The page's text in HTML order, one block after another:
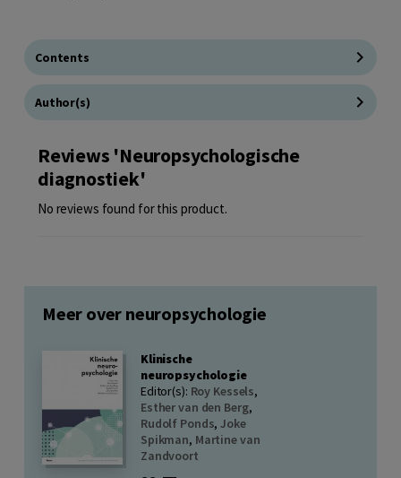
Contents
Author(s)
Reviews 'Neuropsychologische
diagnostiek'
No reviews found for this product.
Meer over neuropsychologie
Klinische
neuropsychologie
Editor(s): Roy Kessels,
Esther van den Berg,
Rudolf Ponds,Joke
Spikman, Martine van
Zandvoort